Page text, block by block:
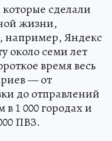
сделали
жизни,
например, Яндекс
около семи лет
время весь
— от
до отправлений
1 000 городах и
ПВЗ.